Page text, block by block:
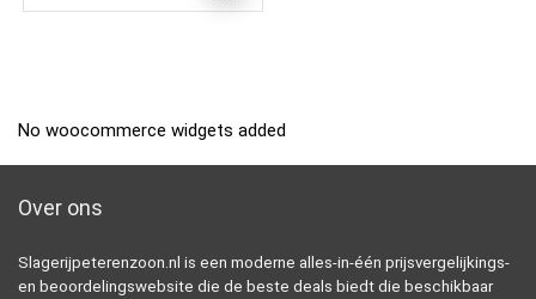
No woocommerce widgets added
Over ons
Slagerijpeterenzoon.nl is een moderne alles-in-één prijsvergelijkings-
en beoordelingswebsite die de beste deals biedt die beschikbaar